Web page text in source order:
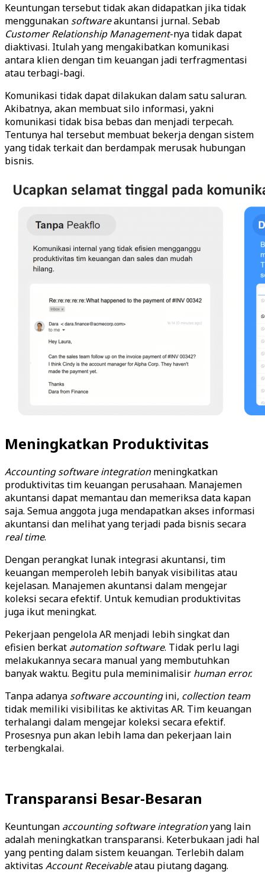
Keuntungan tersebut tidak akan didapatkan jika tidak
menggunakan softwareakuntansi jurnal. Sebab
Customer Relationship Management-nya tidak dapat
diaktivasi. Itulah yang mengakibatkan komunikasi
antara klien dengan tim keuangan jadi terfragmentasi
atau terbagi-bagi.
Komunikasi tidak dapat dilakukan dalam satu saluran.
Akibatnya, akan membuat silo informasi, yakni
komunikasi tidak bisa bebas dan menjadi terpecah.
Tentunya hal tersebut membuat bekerja dengan sistem
yang tidak terkait dan berdampak merusak hubungan
bisnis.
Meningkatkan Produktivitas
Accounting software integrationmeningkatkan
produktivitas tim keuangan perusahaan. Manajemen
akuntansi dapat memantau dan memeriksa data kapan
saja. Semua anggota juga mendapatkan akses informasi
akuntansi dan melihat yang terjadi pada bisnis secara
real time.
Dengan perangkat lunak integrasi akuntansi, tim
keuangan memperoleh lebih banyak visibilitas atau
kejelasan. Manajemen akuntansi dalam mengejar
koleksi secara efektif. Untuk kemudian produktivitas
juga ikut meningkat.
Pekerjaan pengelola AR menjadi lebih singkat dan
efisien berkat automation software. Tidak perlu lagi
melakukannya secara manual yang membutuhkan
banyak waktu. Begitu pula meminimalisir human error.
Tanpa adanya software accountingini, collection team
tidak memiliki visibilitas ke aktivitas AR. Tim keuangan
terhalangi dalam mengejar koleksi secara efektif.
Prosesnya pun akan lebih lama dan pekerjaan lain
terbengkalai.
Transparansi Besar-Besaran
Keuntungan accounting software integrationyang lain
adalah meningkatkan transparansi. Keterbukaan jadi hal
yang penting dalam sistem keuangan. Terlebih dalam
aktivitas Account Receivableatau piutang dagang.